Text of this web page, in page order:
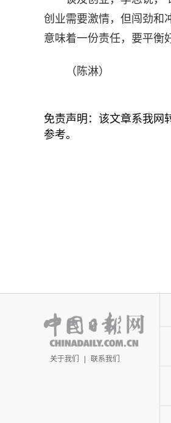
创业需要激情，但闯劲和
意味着一份责任，要平衡
（陈淋）
免责声明：该文章系我网
参考。
关于我们 | 联系我们